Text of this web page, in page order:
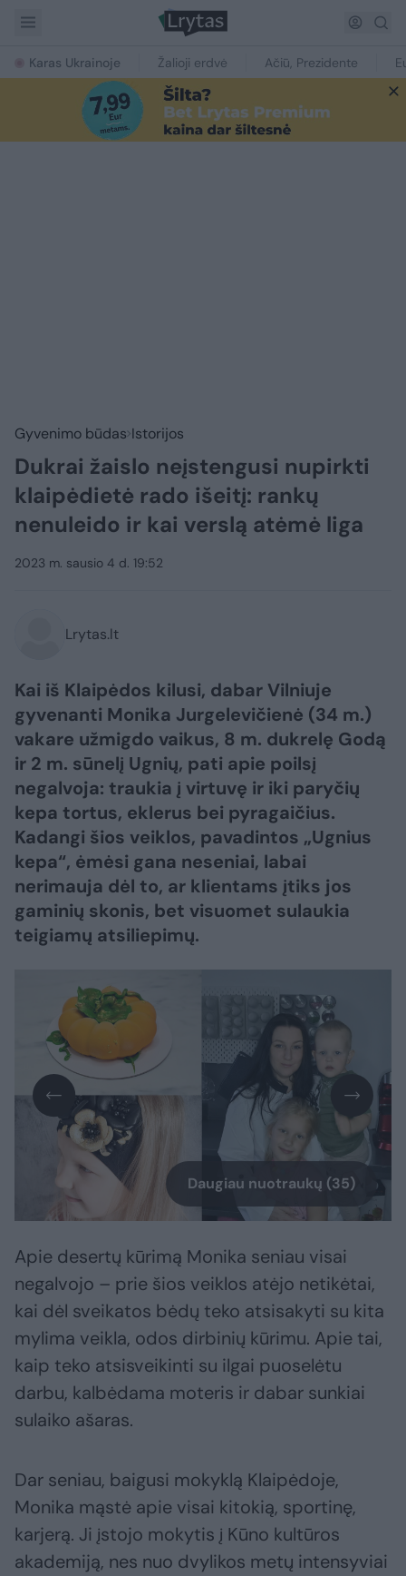
Karas Ukrainoje Žalioji erdvė Ačiū, Prezidente
Gyvenimo būdas Istorijos
Dukrai žaislo neįstengusi nupirkti
klaipėdietė rado išeitį: rankų
nenuleido ir kai verslą atėmė liga
2023 m. sausio 4 d. 19:52
Lrytas.lt
Kai iš Klaipėdos kilusi, dabar Vilniuje
gyvenanti Monika Jurgelevičienė (34 m.)
vakare užmigdo vaikus, 8 m. dukrelę Godą
ir 2 m. sūnelį Ugnių, pati apie poilsį
negalvoja: traukia į virtuvę ir iki paryčių
kepa tortus, eklerus bei pyragaičius.
Kadangi šios veiklos, pavadintos „Ugnius
kepa“, ėmėsi gana neseniai, labai
nerimauja dėl to, ar klientams įtiks jos
gaminių skonis, bet visuomet sulaukia
teigiamų atsiliepimų.
Daugiau nuotraukų (35)
Apie desertų kūrimą Monika seniau visai
negalvojo – prie šios veiklos atėjo netikėtai,
kai dėl sveikatos bėdų teko atsisakyti su kita
mylima veikla, odos dirbinių kūrimu. Apie tai,
kaip teko atsisveikinti su ilgai puoselėtu
darbu, kalbėdama moteris ir dabar sunkiai
sulaiko ašaras.
Dar seniau, baigusi mokyklą Klaipėdoje,
Monika mąstė apie visai kitokią, sportinę,
karjerą. Ji įstojo mokytis į Kūno kultūros
akademiją, nes nuo dvylikos metų intensyviai